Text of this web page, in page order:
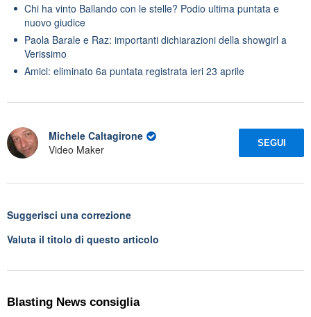
Chi ha vinto Ballando con le stelle? Podio ultima puntata e
nuovo giudice
Paola Barale e Raz: importanti dichiarazioni della showgirl a
Verissimo
Amici: eliminato 6a puntata registrata ieri 23 aprile
Michele Caltagirone
Video Maker
SEGUI
Suggerisci una correzione
Valuta il titolo di questo articolo
Blasting News consiglia